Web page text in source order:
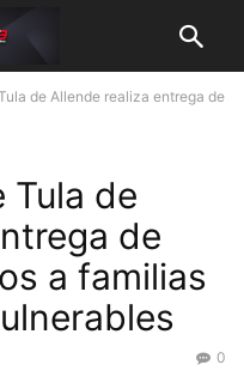
de Allende realiza entrega de
Tula de
de
a familias
0